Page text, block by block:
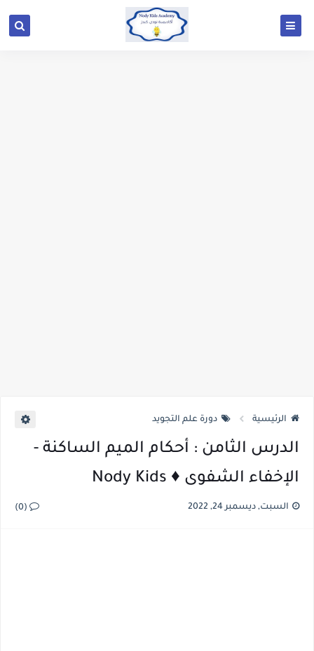
الرئيسية دورة علم التجويد
الدرس الثامن : أحكام الميم الساكنة -
الإخفاء الشفوى ♦️ Nody Kids
السبت, ديسمبر 24, 2022 (0)